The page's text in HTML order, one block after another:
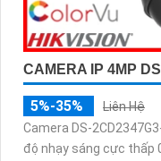
CAMERA IP 4MP
5%-35%
Liên Hệ
Camera DS-
độ nhạy sáng cực thấp